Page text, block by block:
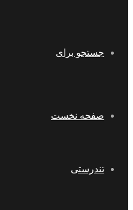
جستجو برای
صفحه نخست
تندرستی